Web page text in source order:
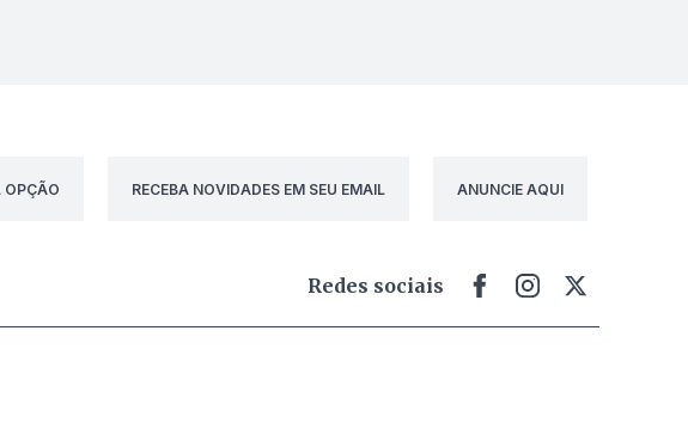
OPÇÃO
RECEBA NOVIDADES EM SEU EMAIL ANUNCIE AQUI
Redes sociais